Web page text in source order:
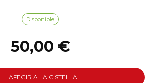
Disponible
50,00 €
AFEGIR A LA CISTELLA